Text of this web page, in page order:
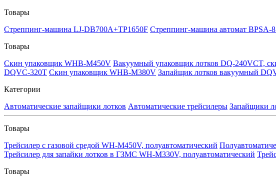
Товары
Стреппинг-машина LJ-DB700A+TP1650F Стреппинг-машина автомат BPSA-
Товары
Скин упаковщик WHB-M450V Вакуумный упаковщик лотков DQ-240VCT,
DQVC-320T Скин упаковщик WHB-M380V Запайщик лотков вакуумный
Категории
Автоматические запайщики лотков Автоматические трейсилеры Запайщики
Товары
Трейсилер с газовой средой WH-M450V, полуавтоматический
Трейсилер для запайки лотков в ГЗМС WH-M330V, полуавтоматический
Товары